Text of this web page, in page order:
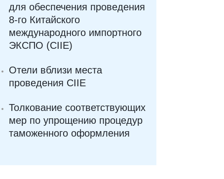
для обеспечения проведения
8-го Китайского
международного импортного
ЭКСПО (CIIE)
Отели вблизи места
проведения CIIE
Толкование соответствующих
мер по упрощению процедур
таможенного оформления